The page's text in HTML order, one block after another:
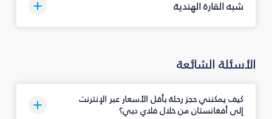
شبه القارة الهندية
الأسئلة الشائعة
كيف يمكنني حجز رحلة بأقل الأسعار عبر الإنترنت
إلى أفغانستان من خلال فلاي دبي؟